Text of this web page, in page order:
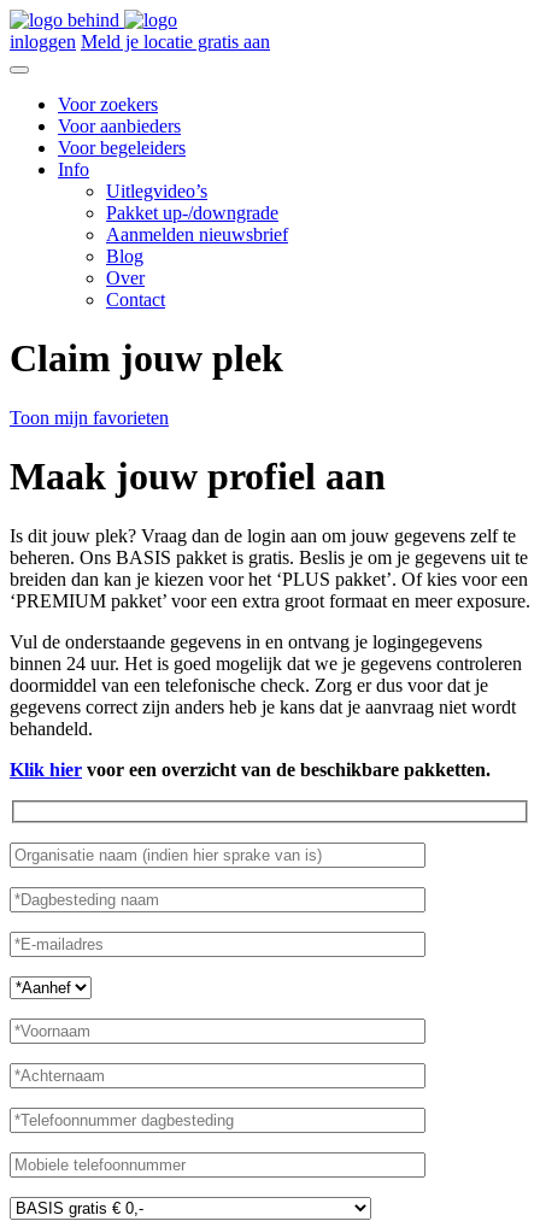
inloggen Meld je locatie gratis aan
Voor zoekers
Voor aanbieders
Voor begeleiders
Info
Uitlegvideo’s
Pakket up-/downgrade
Aanmelden nieuwsbrief
Blog
Over
Contact
Claim jouw plek
Toon mijn favorieten
Maak jouw profiel aan
Is dit jouw plek? Vraag dan de login aan om jouw gegevens zelf te
beheren. Ons BASIS pakket is gratis. Beslis je om je gegevens uit te
breiden dan kan je kiezen voor het ‘PLUS pakket’. Of kies voor een
‘PREMIUM pakket’ voor een extra groot formaat en meer exposure.
Vul de onderstaande gegevens in en ontvang je logingegevens
binnen 24 uur. Het is goed mogelijk dat we je gegevens controleren
doormiddel van een telefonische check. Zorg er dus voor dat je
gegevens correct zijn anders heb je kans dat je aanvraag niet wordt
behandeld.
Klik hier voor een overzicht van de beschikbare pakketten.